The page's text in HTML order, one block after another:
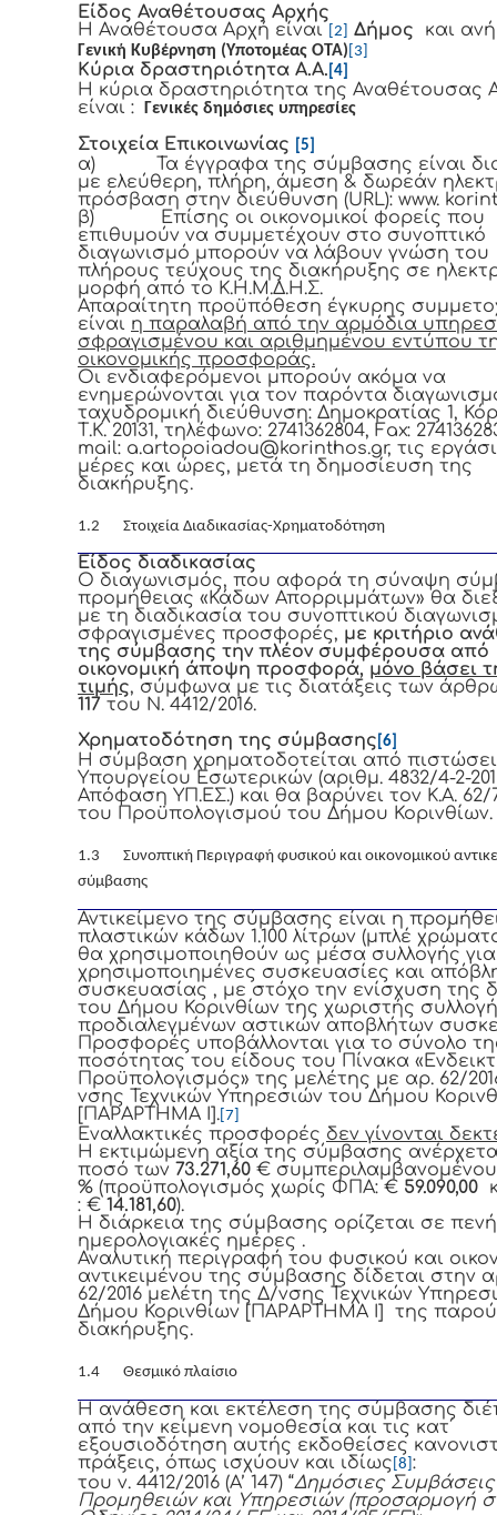
Είδος Αναθέτουσας Αρχής
Η Αναθέτουσα Αρχή είναι
[2] Δήμος και
Γενική Κυβέρνηση (Υποτομέας ΟΤΑ) [3]
Κύρια δραστηριότητα Α.Α. [4]
Η κύρια δραστηριότητα της Αναθέτουσας
είναι :
Γενικές δημόσιες υπηρεσίες
Στοιχεία Επικοινωνίας [5]
α) Τα έγγραφα της σύμβασης είναι
με ελεύθερη, πλήρη, άμεση & δωρεάν
πρόσβαση στην διεύθυνση (URL): www.
β)
Επίσης οι οικονομικοί φορείς που
επιθυμούν να συμμετέχουν στο συνοπτικό
διαγωνισμό μπορούν να λάβουν γνώση του
πλήρους τεύχους της διακήρυξης σε
μορφή από το Κ.Η.Μ.Δ.Η.Σ.
Απαραίτητη προϋπόθεση έγκυρης
είναι η παραλαβή από την αρμόδια
σφραγισμένου και αριθμημένου εντύπου
οικονομικής προσφοράς.
Οι ενδιαφερόμενοι μπορούν ακόμα να
ενημερώνονται για τον παρόντα
ταχυδρομική διεύθυνση: Δημοκρατίας 1,
Τ.Κ. 20131, τηλέφωνο: 2741362804, Fax:
mail: a.artopoiadou@korinthos.gr, τις
μέρες και ώρες, μετά τη δημοσίευση της
διακήρυξης.
1.2 Στοιχεία Διαδικασίας-Χρηματοδότηση
Είδος διαδικασίας
Ο διαγωνισμός, που αφορά τη σύναψη
προμήθειας «Κάδων Απορριμμάτων» θα
με τη διαδικασία του συνοπτικού
σφραγισμένες προσφορές, με κριτήριο
της σύμβασης την πλέον συμφέρουσα από
οικονομική άποψη προσφορά, μόνο βάσει
τιμής, σύμφωνα με τις διατάξεις των
117 του Ν. 4412/2016.
Χρηματοδότηση της σύμβασης [6]
Η σύμβαση χρηματοδοτείται από
Υπουργείου Εσωτερικών (αριθμ. 4832/4-2-
Απόφαση ΥΠ.ΕΣ.) και θα βαρύνει τον Κ.Α. 62/
του Προϋπολογισμού του Δήμου Κορινθίων.
1.3 Συνοπτική Περιγραφή φυσικού και οικονομικού
σύμβασης
Αντικείμενο της σύμβασης είναι η
πλαστικών κάδων 1.100 λίτρων (μπλέ
θα χρησιμοποιηθούν ως μέσα συλλογής για
χρησιμοποιημένες συσκευασίες και
συσκευασίας , με στόχο την ενίσχυση της
του Δήμου Κορινθίων της χωριστής
προδιαλεγμένων αστικών αποβλήτων
Προσφορές υποβάλλονται για το σύνολο
ποσότητας του είδους του Πίνακα
Προϋπολογισμός» της μελέτης με αρ. 62/
νσης Τεχνικών Υπηρεσιών του Δήμου
[ΠΑΡΑΡΤΗΜΑ Ι]. [7]
Εναλλακτικές προσφορές δεν γίνονται
Η εκτιμώμενη αξία της σύμβασης
ποσό των 73.271,60 €
% (προϋπολογισμός χωρίς ΦΠΑ: € 59.090,00
: € 14.181,60).
Η διάρκεια της σύμβασης ορίζεται σε
ημερολογιακές ημέρες .
Αναλυτική περιγραφή του φυσικού και
αντικειμένου της σύμβασης δίδεται στην
62/2016 μελέτη της Δ/νσης Τεχνικών
Δήμου Κορινθίων [ΠΑΡΑΡΤΗΜΑ Ι] της
διακήρυξης.
1.4 Θεσμικό πλαίσιο
Η ανάθεση και εκτέλεση της σύμβασης
από την κείμενη νομοθεσία και τις κατ΄
εξουσιοδότηση αυτής εκδοθείσες
πράξεις, όπως ισχύουν και ιδίως [8] :
του ν. 4412/2016 (Α’ 147) “Δημόσιες
Προμηθειών και Υπηρεσιών (προσαρμογή